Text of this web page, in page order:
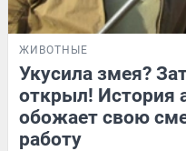
ЖИВОТНЫЕ
Укусила змея?
открыл! История
обожает свою
работу